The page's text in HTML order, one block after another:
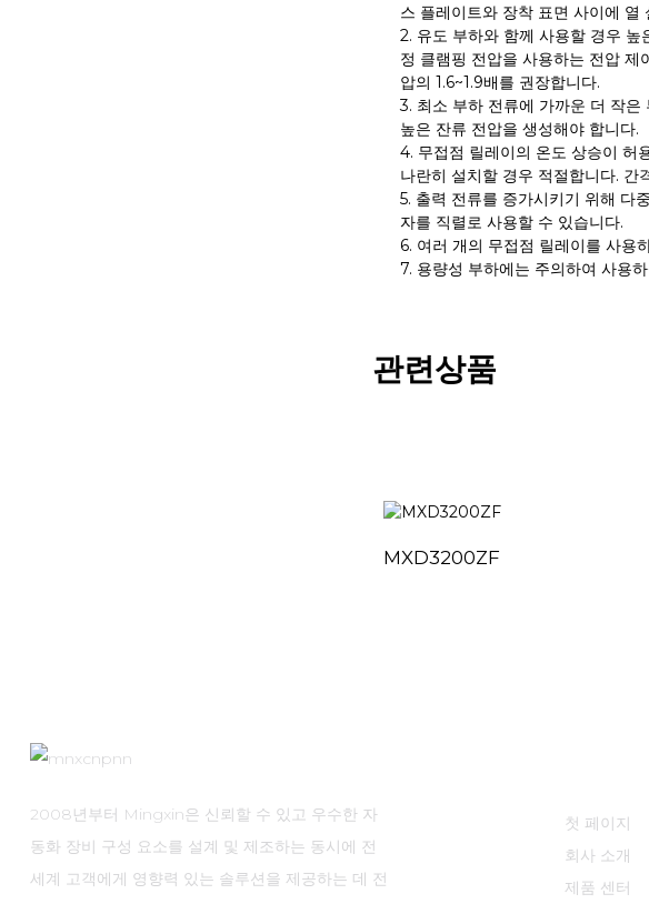
스 플레이트와 장착 표면 사이에
2. 유도 부하와 함께 사용할 경우
정 클램핑 전압을 사용하는 전압
압의 1.6~1.9배를 권장합니다.
3. 최소 부하 전류에 가까운 더 작
높은 잔류 전압을 생성해야 합니다.
4. 무접점 릴레이의 온도 상승이 허
나란히 설치할 경우 적절합니다. 간
5. 출력 전류를 증가시키기 위해 다
자를 직렬로 사용할 수 있습니다.
6. 여러 개의 무접점 릴레이를 사용
7. 용량성 부하에는 주의하여 사용
관련상품
MXD3200ZF
2008년부터 Mingxin은 신뢰할 수 있고 우수한 자
동화 장비 구성 요소를 설계 및 제조하는 동시에 전
세계 고객에게 영향력 있는 솔루션을 제공하는 데 전
첫 페이지
회사 소개
제품 센터